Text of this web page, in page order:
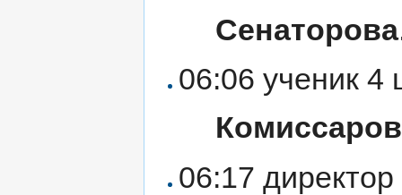
Сенаторова
06:06 ученик 4
Комиссаров
06:17